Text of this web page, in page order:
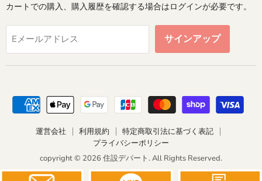
カートでの購入、購入履歴を確認する場合はログインが必要です。
Eメールアドレス サインアップ
運営会社 利用規約
特定商取引法に基づく表記
プライバシーポリシー
copyright © 2026 住設デパート. All Rights Reserved.